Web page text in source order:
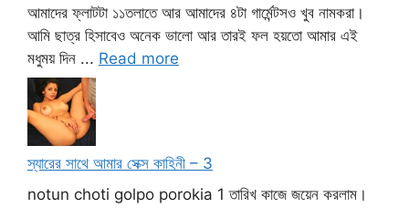
আমাদের ফ্লাটটা ১১তলাতে আর আমাদের ৪টা গার্মেন্টসও খুব নামকরা।
আমি ছাত্র হিসাবেও অনেক ভালো আর তারই ফল হয়তো আমার এই
মধুময় দিন ... Read more
স্যারের সাথে আমার সেক্স কাহিনী – 3
notun choti golpo porokia 1 তারিখ কাজে জয়েন করলাম।